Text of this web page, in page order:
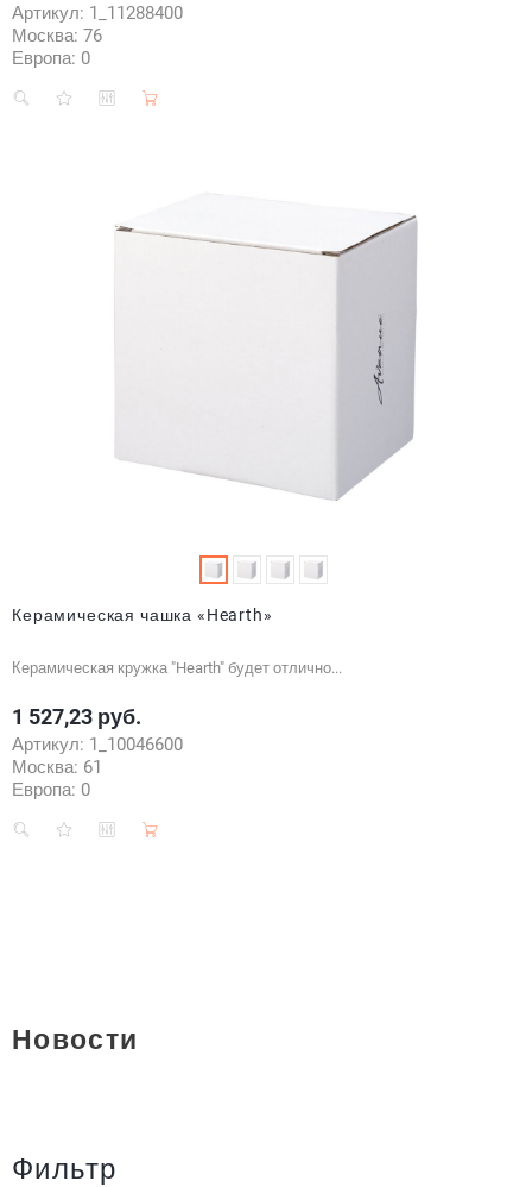
Артикул: 1_11288400
Москва: 76
Европа: 0
Керамическая чашка «Hearth»
Керамическая кружка "Hearth" будет отлично...
Цена
1 527,23 руб.
Артикул: 1_10046600
Москва: 61
Европа: 0
Новости
Фильтр